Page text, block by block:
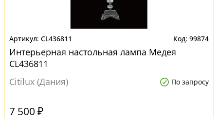
CL436811 99874
Интерьерная настольная лампа Медея
CL436811
Citilux (Дания)
По запросу
7 500 ₽